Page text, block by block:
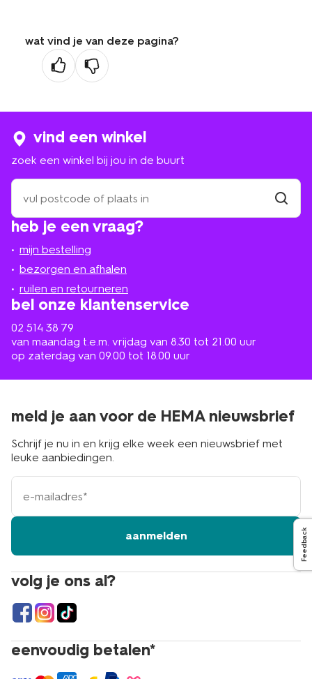
wat vind je van deze pagina?
heb je een vraag?
mijn bestelling
bezorgen en afhalen
ruilen en retourneren
bel onze klantenservice
02 514 38 79
van maandag t.e.m. vrijdag van 8.30 tot 21.00 uur
op zaterdag van 09.00 tot 18.00 uur
vind een winkel
zoek een winkel bij jou in de buurt
zoek
een
winkel
bij
in
de
buurt
volg je ons al?
eenvoudig betalen*
meld je aan voor de HEMA nieuwsbrief
Schrijf je nu in en krijg elke week een nieuwsbrief met
leuke aanbiedingen.
e-
mailadres
aanmelden Feedback